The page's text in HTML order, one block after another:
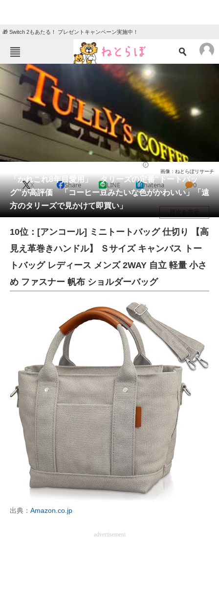
🎁 Switch 2もあたる！ プレゼントキャンペーン実施中！
ねとらぼメニュー
ニュース
エンタメ
グルメ 地域
教育・育児
動物 リサーチ
会員記事
メディア
注目記事を集めた総合ページ
スマホと通信の最新トレンド
進化するPCとデバイスの未来
ビジネスと働き方のヒント
AI活用のいまが分かる
企業ITのトレンドを詳説
経営リーダーのコミュニティ
マーケ×ITの今がよく分かる
ITエンジニア向け専門サイト
企業向けIT製品の総合サイト
IT製品の技術・比較・事例
製造業のIT導入・活用を支援
モノづくり技術者専門サイト
エレクトロニクス専門サイト
「かれこれ8年目愛用」 タリーズの定番“トートバッ
グ”が高評価 「コーヒー豆みたいな色がかわいい」「遠
方のタリーズで見かけて即買い」
画像：ねとらぼリサーチ
X Share LINE hatena 0
目次を表示
10位：[アンコール] ミニトートバッグ 仕切り 【高
見え革巻きハンドル】 Ｓサイズ キャンバス トー
トバッグ レディース メンズ 2WAY 自立 軽量 小さ
め ファスナー 帆布 ショルダーバッグ
出典： Amazon.co.jp
advertisement